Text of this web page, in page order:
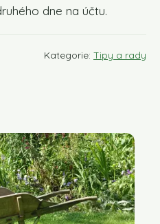
dne na účtu.
Kategorie: Tipy a rady